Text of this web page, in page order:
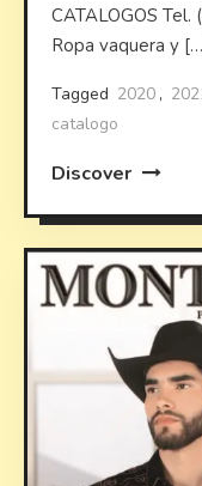
CATALOGOS
Ropa vaquera y
Tagged 2020 ,
catalogo
Discover